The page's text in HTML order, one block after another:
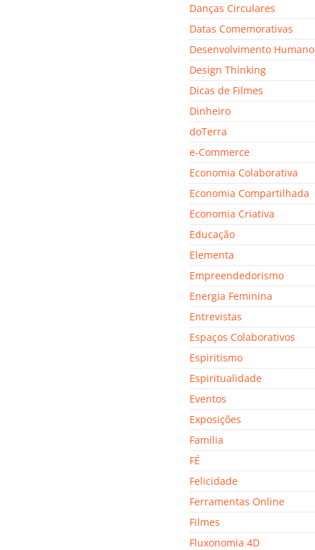
Danças Circulares
Datas Comemorativas
Desenvolvimento Humano
Design Thinking
Dicas de Filmes
Dinheiro
doTerra
e-Commerce
Economia Colaborativa
Economia Compartilhada
Economia Criativa
Educação
Elementa
Empreendedorismo
Energia Feminina
Entrevistas
Espaços Colaborativos
Espiritismo
Espiritualidade
Eventos
Exposições
Família
FÉ
Felicidade
Ferramentas Online
Filmes
Fluxonomia 4D